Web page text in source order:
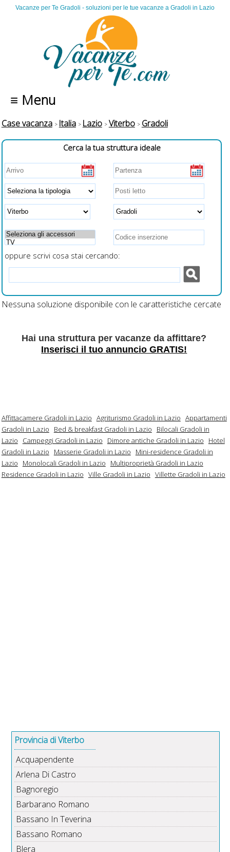
Vacanze per Te Gradoli - soluzioni per le tue vacanze a Gradoli in Lazio
≡ Menu
Case vacanza Italia Lazio Viterbo Gradoli
Cerca la tua struttura ideale
oppure scrivi cosa stai cercando:
Nessuna soluzione disponibile con le caratteristiche cercate
Hai una struttura per vacanze da affittare?
Inserisci il tuo annuncio GRATIS!
Affittacamere Gradoli in Lazio Agriturismo Gradoli in Lazio Appartamenti
Gradoli in Lazio
Bed & breakfast Gradoli in Lazio
Bilocali Gradoli in
Lazio
Campeggi Gradoli in Lazio Dimore antiche Gradoli in Lazio
Hotel
Gradoli in Lazio
Masserie Gradoli in Lazio
Mini-residence Gradoli in
Lazio
Monolocali Gradoli in Lazio
Multiproprietà Gradoli in Lazio
Residence Gradoli in Lazio Ville Gradoli in Lazio Villette Gradoli in Lazio
Provincia di Viterbo
Acquapendente
Arlena Di Castro
Bagnoregio
Barbarano Romano
Bassano In Teverina
Bassano Romano
Blera